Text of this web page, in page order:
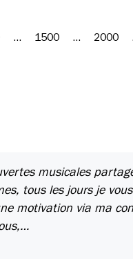
… 1500 … 2000
musicales
tous les jours je
motivation via ma